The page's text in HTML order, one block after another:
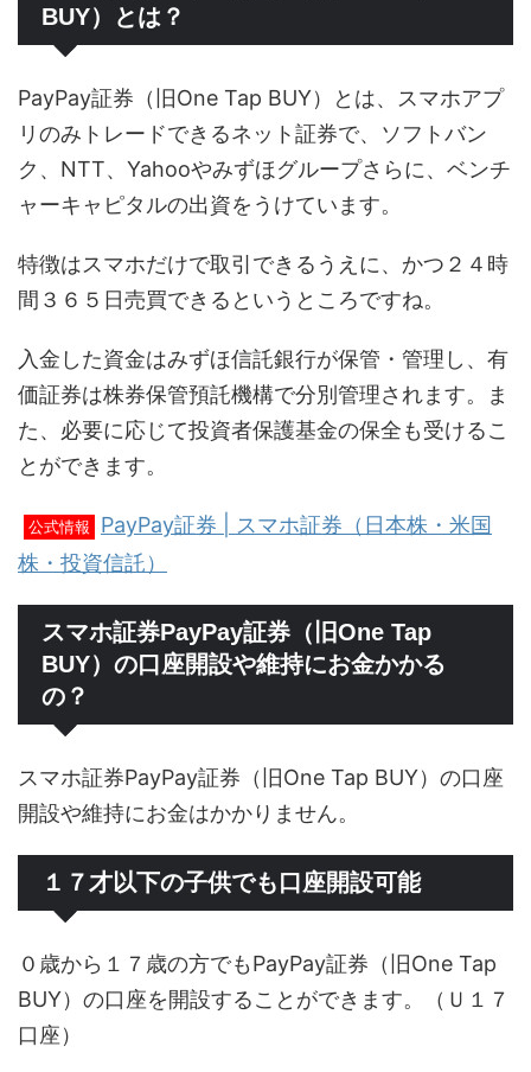
BUY）とは？
PayPay証券（旧One Tap BUY）とは、スマホアプ
リのみトレードできるネット証券で、ソフトバン
ク、NTT、Yahooやみずほグループさらに、ベンチ
ャーキャピタルの出資をうけています。
特徴はスマホだけで取引できるうえに、かつ２４時
間３６５日売買できるというところですね。
入金した資金はみずほ信託銀行が保管・管理し、有
価証券は株券保管預託機構で分別管理されます。ま
た、必要に応じて投資者保護基金の保全も受けるこ
とができます。
公式情報
PayPay証券 | スマホ証券（日本株・米国
株・投資信託）
スマホ証券PayPay証券（旧One Tap
BUY）の口座開設や維持にお金かかる
の？
スマホ証券PayPay証券（旧One Tap BUY）の口座
開設や維持にお金はかかりません。
１７才以下の子供でも口座開設可能
０歳から１７歳の方でもPayPay証券（旧One Tap
BUY）の口座を開設することができます。（Ｕ１７
口座）